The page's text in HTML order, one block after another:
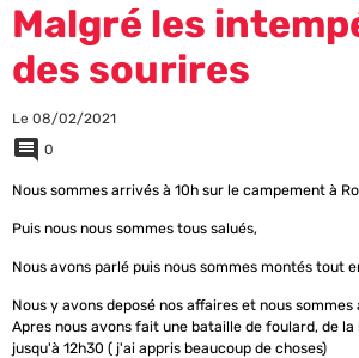
Malgré les
des sourires
Le 08/02/2021
0
Nous sommes arrivés à 10h sur le campement à
Puis nous nous sommes tous salués,
Nous avons parlé puis nous sommes montés tout
Nous y avons deposé nos affaires et nous
Apres nous avons fait une bataille de foulard, de
jusqu'à 12h30 ( j'ai appris beaucoup de choses)